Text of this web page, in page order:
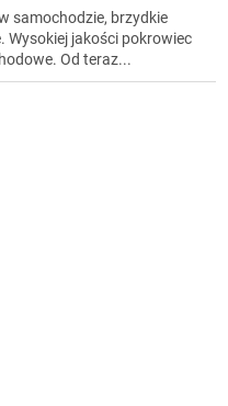
samochodzie, brzydkie
Wysokiej jakości pokrowiec
Od teraz...